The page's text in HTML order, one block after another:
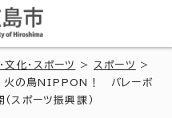
文化・スポーツ > スポーツ
>
の鳥NIPPON！ バレーボ
スポーツ振興課）